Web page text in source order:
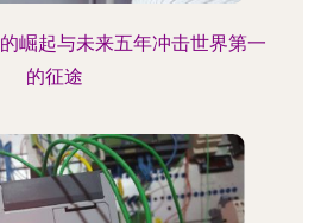
崛起与未来五年冲击世界第一
的征途